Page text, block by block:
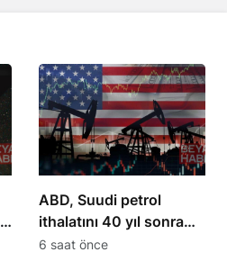
ABD, Suudi petrol
ithalatını 40 yıl sonra
sıfırladı
6 saat önce